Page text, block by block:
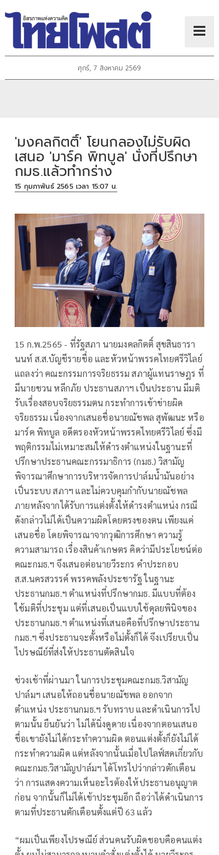
ศุกร์, 7 สิงหาคม 2569
'มงคลกิตติ์' โยนกลองไม่รับผิด
เสนอ 'มาร์ค พิทบูล' นั่งที่ปรึกษา
กมธ.แล้วทำกร่าง
15 กุมภาพันธ์ 2565 เวลา 15:07 น.
15 ก.พ.2565 - ที่รัฐสภา นายมงคลกิตติ์ สุขสินธารา
นนท์ ส.ส.บัญชีรายชื่อ และหัวหน้าพรรคไทยศรีวิไลย์
แถลงว่า คณะกรรมการจริยธรรม สภาผู้แทนราษฎร ที่
มีนายชวน หลีกภัย ประธานสภาฯ เป็นประธาน มีมติ
รับเรื่องสอบจริยธรรมตน กระทำการเข้าข่ายผิด
จริยธรรม เนื่องจากเสนอชื่อนายณัชพล สุพัฒนะ หรือ
มาร์ค พิทบูล อดีตรองหัวหน้าพรรคไทยศรีวิไลย์ ซึ่งมี
พฤติกรรมไม่เหมาะสมให้ดำรงตำแหน่งในฐานะที่
ปรึกษาประธานคณะกรรมาธิการ (กมธ.) วิสามัญ
พิจารณาศึกษาการบริหารจัดการปาล์มน้ำมันอย่าง
เป็นระบบ สภาฯ และไม่ควบคุมกำกับนายณัชพล
ภายหลังจากได้รับการแต่งตั้งให้ดำรงตำแหน่ง กรณี
ดังกล่าวไม่ได้เป็นความผิดโดยตรงของตน เพียงแค่
เสนอชื่อ โดยพิจารณาจากวุฒิการศึกษา ความรู้
ความสามารถ เรื่องสินค้าเกษตร คิดว่ามีประโยชน์ต่อ
คณะกมธ.ฯ จึงเสนอต่อนายวีระกร คำประกอบ
ส.ส.นครสวรรค์ พรรคพลังประชารัฐ ในฐานะ
ประธานกมธ.ฯ ตำแหน่งที่ปรึกษากมธ. มีแบบที่ต้อง
ใช้มติที่ประชุม แต่ที่เสนอเป็นแบบใช้ดุลยพินิจของ
ประธานกมธ.ฯ ตำแหน่งที่เสนอคือที่ปรึกษาประธาน
กมธ.ฯ ซึ่งประธานจะตั้งหรือไม่ตั้งก็ได้ จึงเปรียบเป็น
ไปรษณีย์ที่ส่งให้ประธานตัดสินใจ
ช่วงเช้าที่ผ่านมา ในการประชุมคณะกมธ.วิสามัญ
ปาล์มฯ เสนอให้ถอนชื่อนายณัชพล ออกจาก
ตำแหน่ง ประธานกมธ.ฯ รับทราบ และดำเนินการไป
ตามนั้น ยืนยันว่า ไม่ได้นิ่งดูดาย เนื่องจากตอนเสนอ
ชื่อเขายังไม่ได้กระทำความผิด ตอนแต่งตั้งก็ยังไม่ได้
กระทำความผิด แต่หลังจากนั้นเมื่อไปไลฟ์สดเกี่ยวกับ
คณะกมธ.วิสามัญปาล์มฯ ได้โทรไปว่ากล่าวตักเตือน
ว่า การแสดงความเห็นอะไรต้องให้ประธานอนุญาต
ก่อน จากนั้นก็ไม่ได้เข้าประชุมอีก ถือว่าได้ดำเนินการ
ตามที่ประธานตักเตือนตั้งแต่ปี 63 แล้ว
“ผมเป็นเพียงไปรษณีย์ ส่วนคนรับผิดชอบคือคนแต่ง